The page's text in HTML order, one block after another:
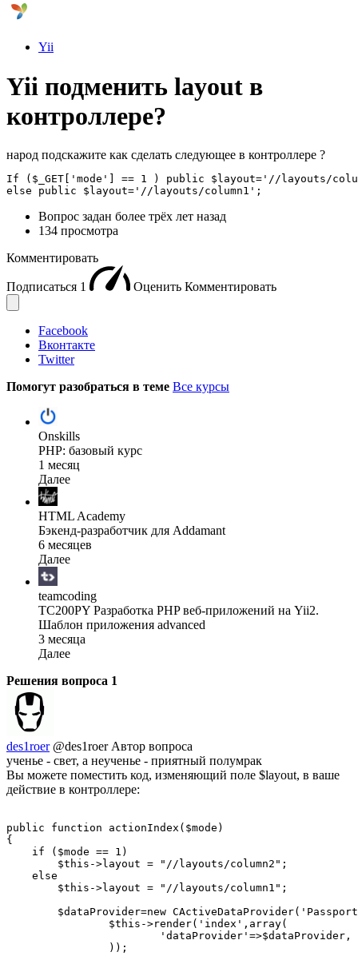
Yii
Yii подменить layout в
контроллере?
народ подскажите как сделать следующее в контроллере ?
If ($_GET['mode'] == 1 ) public $layout='//layouts/
else public $layout='//layouts/column1';
Вопрос задан более трёх лет назад
134 просмотра
Комментировать
Подписаться 1 Оценить Комментировать
Facebook
Вконтакте
Twitter
Помогут разобраться в теме Все курсы
Onskills
PHP: базовый курс
1 месяц
Далее
HTML Academy
Бэкенд-разработчик для Addamant
6 месяцев
Далее
teamcoding
TC200PY Разработка PHP веб-приложений на Yii2.
Шаблон приложения advanced
3 месяца
Далее
Решения вопроса 1
des1roer @des1roer Автор вопроса
ученье - свет, а неученье - приятный полумрак
Вы можете поместить код, изменяющий поле $layout, в ваше
действие в контроллере:
public function actionIndex($mode)
{
    if ($mode == 1)
        $this->layout = "//layouts/column2";
    else
        $this->layout = "//layouts/column1";
$dataProvider=new
		));